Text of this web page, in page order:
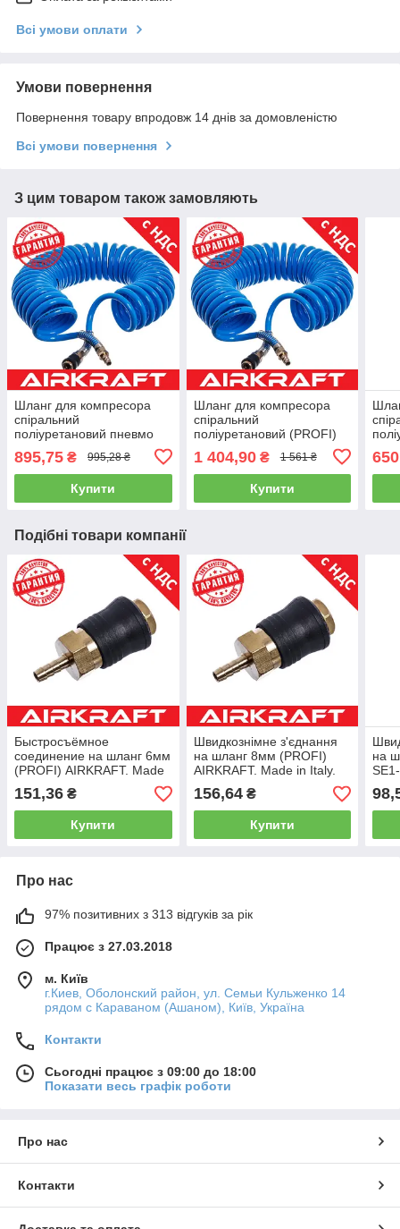
Всі умови оплати
Умови повернення
Повернення товару впродовж 14 днів за домовленістю
Всі умови повернення
З цим товаром також замовляють
Шланг для компресора
спіральний
поліуретановий пневмо
AIRKRAFT. Made in Italy.
AHC48-J
895,75 ₴ 995,28 ₴
Купити
Шланг для компресора
спіральний
поліуретановий (PROFI)
8*12мм L=20м AIRKRAFT.
Made in Italy. AHC48-L
1 404,90₴ 1 561 ₴
Купити
Подібні товари компанії
Быстросъёмное
соединение на шланг 6мм
(PROFI) AIRKRAFT. Made
in Italy. SE6-2SH
(быстросъем, для
шлангов)
151,36 ₴
Купити
Швидкознімне з'єднання
на шланг 8мм (PROFI)
AIRKRAFT. Made in Italy.
SE6-3SH
(швидкознімання, для
шлангів)
156,64₴
Купити
на
Про нас
97% позитивних з 313 відгуків за рік
Працює з 27.03.2018
м. Київ
г.Киев, Оболонский район, ул. Семьи Кульженко 14
рядом с Караваном (Ашаном), Київ, Україна
Контакти
Сьогодні працює з 09:00 до 18:00
Показати весь графік роботи
Про нас
Контакти